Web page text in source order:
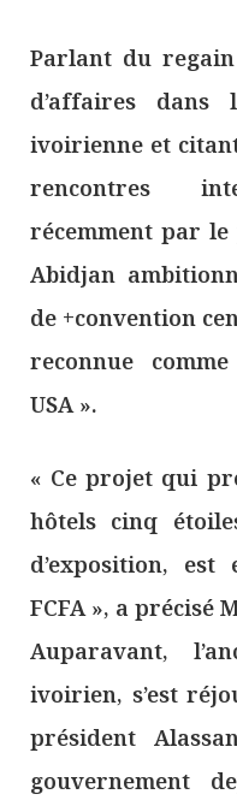
Parlant du
d’affaires dans
ivoirienne et
rencontres
récemment par le
Abidjan
de +convention
reconnue
USA ».
« Ce projet qui
hôtels cinq
d’exposition,
FCFA », a précisé
Auparavant,
ivoirien, s’est
président
gouvernement